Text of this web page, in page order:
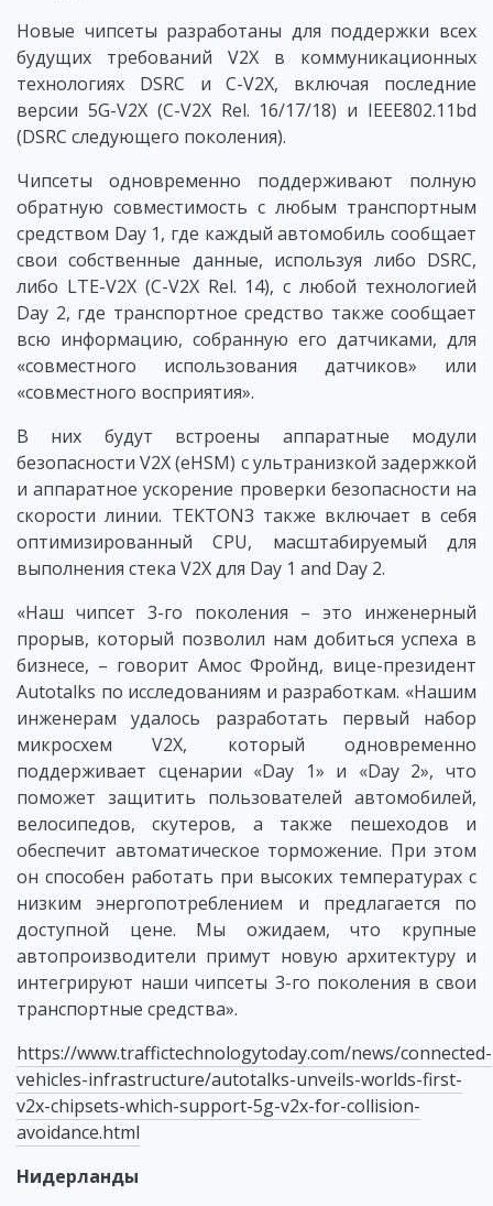
Новые чипсеты разработаны для поддержки всех
будущих требований V2X в коммуникационных
технологиях DSRC и C-V2X, включая последние
версии 5G-V2X (C-V2X Rel. 16/17/18) и IEEE802.11bd
(DSRC следующего поколения).
Чипсеты одновременно поддерживают полную
обратную совместимость с любым транспортным
средством Day 1, где каждый автомобиль сообщает
свои собственные данные, используя либо DSRC,
либо LTE-V2X (C-V2X Rel. 14), с любой технологией
Day 2, где транспортное средство также сообщает
всю информацию, собранную его датчиками, для
«совместного использования датчиков» или
«совместного восприятия».
В них будут встроены аппаратные модули
безопасности V2X (eHSM) с ультранизкой задержкой
и аппаратное ускорение проверки безопасности на
скорости линии. TEKTON3 также включает в себя
оптимизированный CPU, масштабируемый для
выполнения стека V2X для Day 1 and Day 2.
«Наш чипсет 3-го поколения – это инженерный
прорыв, который позволил нам добиться успеха в
бизнесе, – говорит Амос Фройнд, вице-президент
Autotalks по исследованиям и разработкам. «Нашим
инженерам удалось разработать первый набор
микросхем V2X, который одновременно
поддерживает сценарии «Day 1» и «Day 2», что
поможет защитить пользователей автомобилей,
велосипедов, скутеров, а также пешеходов и
обеспечит автоматическое торможение. При этом
он способен работать при высоких температурах с
низким энергопотреблением и предлагается по
доступной цене. Мы ожидаем, что крупные
автопроизводители примут новую архитектуру и
интегрируют наши чипсеты 3-го поколения в свои
транспортные средства».
https://www.traffictechnologytoday.com/news/connected-
vehicles-infrastructure/autotalks-unveils-worlds-first-
v2x-chipsets-which-support-5g-v2x-for-collision-
avoidance.html
Нидерланды